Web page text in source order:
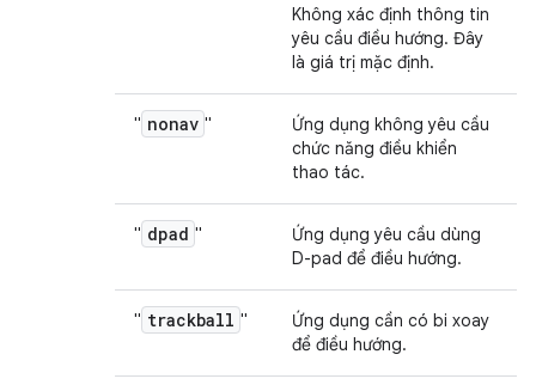
Không xác định thông tin
yêu cầu điều hướng. Đây
là giá trị mặc định.
" nonav "
Ứng dụng không yêu cầu
chức năng điều khiển
thao tác.
" dpad "
Ứng dụng yêu cầu dùng
D-pad để điều hướng.
" trackball "
Ứng dụng cần có bi xoay
để điều hướng.